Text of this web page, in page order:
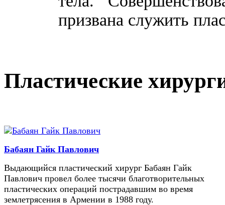
призвана служить
Пластические
Бабаян Гайк Павлович
Выдающийся пластический хирург Бабаян Гайк
Павлович провел более тысячи благотворительных
пластических операций пострадавшим во время
землетрясения в Армении в 1988 году.